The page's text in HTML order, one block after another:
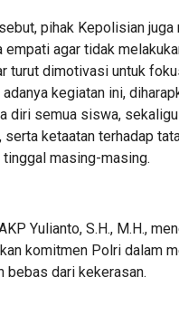
pihak Kepolisian
agar tidak
turut dimotivasi untuk
kegiatan ini,
diri semua siswa,
serta ketaatan terhadap
masing-masing.
Yulianto, S.H., M.H.,
komitmen Polri dalam
bebas dari kekerasan.